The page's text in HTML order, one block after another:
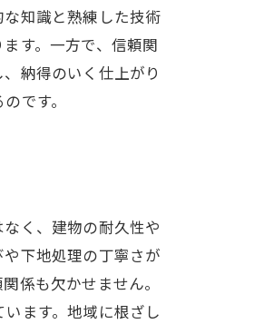
知識と熟練した技術
す。一方で、信頼関
納得のいく仕上がり
です。
く、建物の耐久性や
下地処理の丁寧さが
係も欠かせません。
ます。地域に根ざし